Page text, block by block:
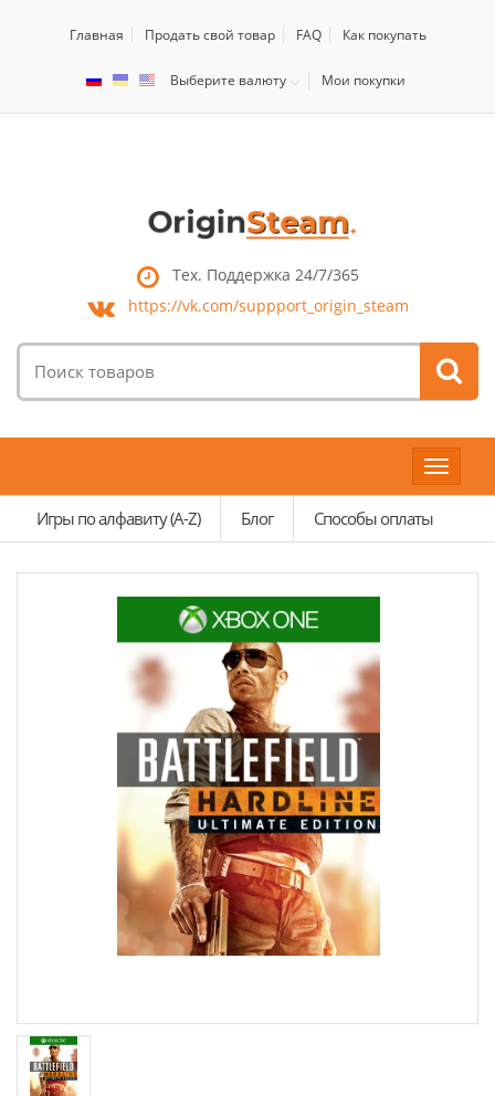
Главная Продать свой товар FAQ Как покупать
Выберите валюту Мои покупки
Тех. Поддержка 24/7/365
https://vk.com/suppport_origin_steam
товаров:
Toggle
Игры по алфавиту (A-Z)
Блог Способы оплаты